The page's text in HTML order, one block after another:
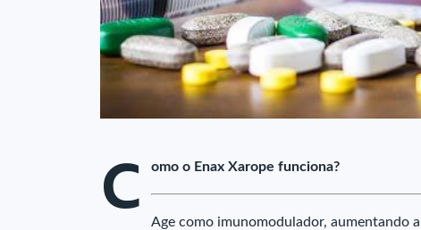
C omo o Enax Xarope funciona?
Age como imunomodulador, aumentando